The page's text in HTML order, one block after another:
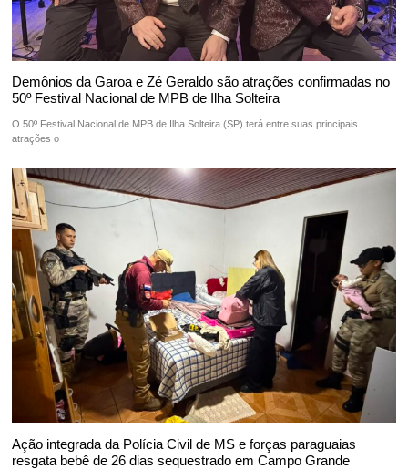
Demônios da Garoa e Zé Geraldo são atrações confirmadas no
50º Festival Nacional de MPB de Ilha Solteira
O 50º Festival Nacional de MPB de Ilha Solteira (SP) terá entre suas principais
atrações o
Ação integrada da Polícia Civil de MS e forças paraguaias
resgata bebê de 26 dias sequestrado em Campo Grande